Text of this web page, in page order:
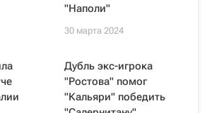
"Наполи"
30 марта 2024
Дубль экс-игрока
"Ростова" помог
"Кальяри" победить